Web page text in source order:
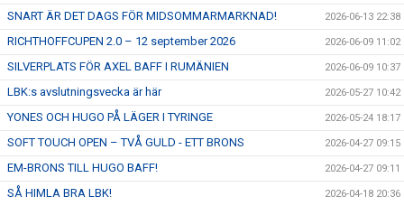
STOLT SPONSOR
ÅNGERRÄTT
ENOLIV.SE
OM SKADAN ÄR FRAMME
FRÅGOR KRING FRITIDSKORTET
SNART ÄR DET DAGS FÖR MIDSOMMARMARKNAD! 2026-06-13 22:38
RICHTHOFFCUPEN 2.0 – 12 september 2026 2026-06-09 11:02
SILVERPLATS FÖR AXEL BAFF I RUMÄNIEN 2026-06-09 10:37
LBK:s avslutningsvecka är här 2026-05-27 10:42
YONES OCH HUGO PÅ LÄGER I TYRINGE 2026-05-24 18:17
SOFT TOUCH OPEN – TVÅ GULD - ETT BRONS 2026-04-27 09:15
EM-BRONS TILL HUGO BAFF! 2026-04-27 09:11
SÅ HIMLA BRA LBK! 2026-04-18 20:36